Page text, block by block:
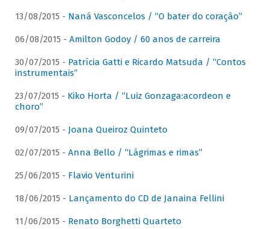
13/08/2015 - Naná Vasconcelos / “O bater do coração”
06/08/2015 - Amilton Godoy / 60 anos de carreira
30/07/2015 - Patrícia Gatti e Ricardo Matsuda / “Contos
instrumentais”
23/07/2015 - Kiko Horta / “Luiz Gonzaga:acordeon e
choro”
09/07/2015 - Joana Queiroz Quinteto
02/07/2015 - Anna Bello / “Lágrimas e rimas”
25/06/2015 - Flavio Venturini
18/06/2015 - Lançamento do CD de Janaina Fellini
11/06/2015 - Renato Borghetti Quarteto